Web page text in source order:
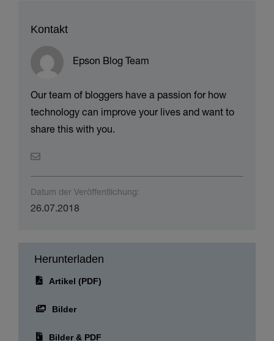
Kontakt
Epson Blog Team
Our team of bloggers have a passion for how
technology can improve your lives and want to
share this with you.
Datum der Veröffentlichung:
26.07.2018
Herunterladen
Artikel (PDF)
Bilder
Bilder & PDF